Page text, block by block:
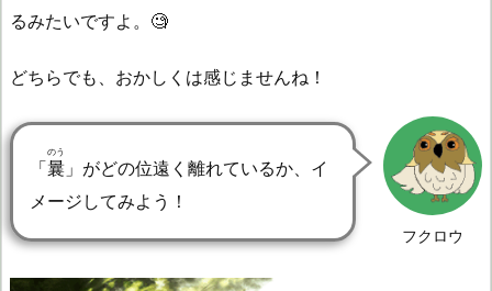
るみたいですよ。🧐
どちらでも、おかしくは感じませんね！
フクロウ
「曩
のう
」がどの位遠く離れているか、イ
メージしてみよう！